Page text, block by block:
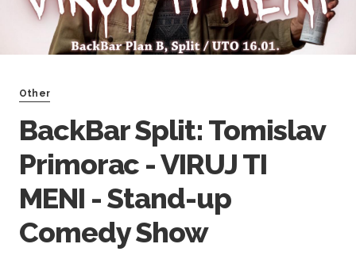
Other
BackBar Split: Tomislav
Primorac - VIRUJ TI
MENI - Stand-up
Comedy Show